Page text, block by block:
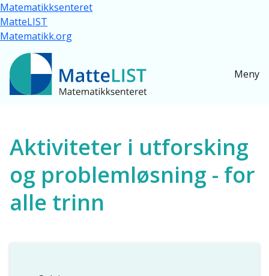
Hopp til hovedinnhold
Matematikksenteret
MatteLIST
Matematikk.org
Meny
Ressurser for alle
Aktiviteter i utforsking
og problemløsning - for
alle trinn